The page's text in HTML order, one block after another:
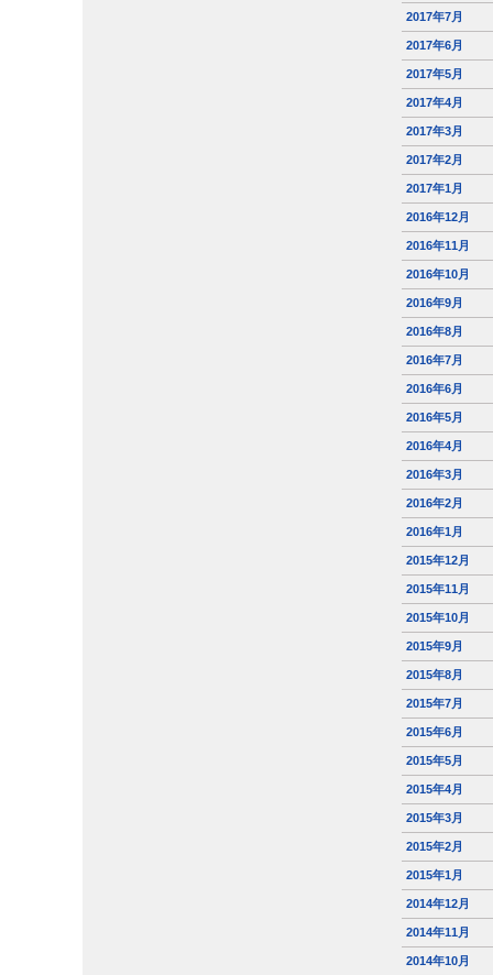
2017年7月
2017年6月
2017年5月
2017年4月
2017年3月
2017年2月
2017年1月
2016年12月
2016年11月
2016年10月
2016年9月
2016年8月
2016年7月
2016年6月
2016年5月
2016年4月
2016年3月
2016年2月
2016年1月
2015年12月
2015年11月
2015年10月
2015年9月
2015年8月
2015年7月
2015年6月
2015年5月
2015年4月
2015年3月
2015年2月
2015年1月
2014年12月
2014年11月
2014年10月